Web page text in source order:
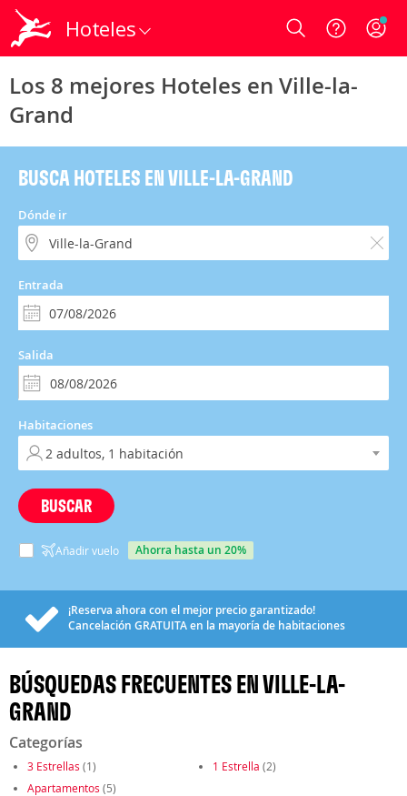
Hoteles Login
Los 8 mejores Hoteles en Ville-la-
Grand
BUSCA HOTELES EN VILLE-LA-GRAND
Dónde ir
Entrada
Salida
Habitaciones
BUSCAR
Añadir vuelo ahorra hasta un 20%
¡Reserva ahora con el mejor precio garantizado!
Cancelación GRATUITAen la mayoría de habitaciones
BÚSQUEDAS FRECUENTES EN VILLE-LA-
GRAND
Categorías
3 Estrellas (1) 1 Estrella (2)
Apartamentos (5)